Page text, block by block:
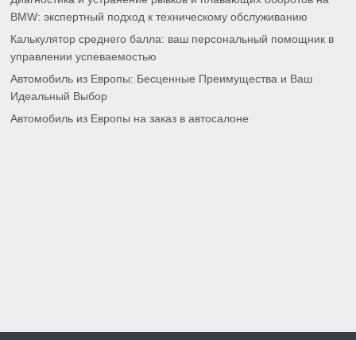
BMW: экспертный подход к техническому обслуживанию
Калькулятор среднего балла: ваш персональный помощник в
управлении успеваемостью
Автомобиль из Европы: Бесценные Преимущества и Ваш
Идеальный Выбор
Автомобиль из Европы на заказ в автосалоне